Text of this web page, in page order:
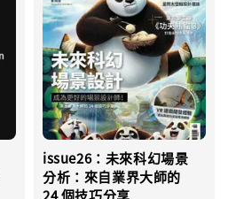
issue26：未來科幻場景
分析：來自業界大師的
24 個技巧分享